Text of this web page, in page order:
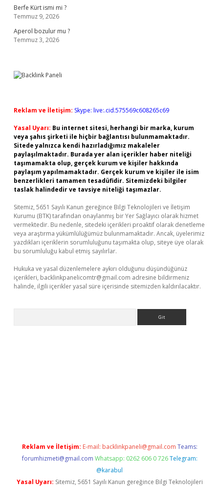
Berfe Kürt ismi mi ?
Temmuz 9, 2026
Aperol bozulur mu ?
Temmuz 3, 2026
Reklam ve İletişim: Skype: live:.cid.575569c608265c69
Yasal Uyarı: Bu internet sitesi, herhangi bir marka, kurum
veya şahıs şirketi ile hiçbir bağlantısı bulunmamaktadır.
Sitede yalnızca kendi hazırladığımız makaleler
paylaşılmaktadır. Burada yer alan içerikler haber niteliği
taşımamakta olup, gerçek kurum ve kişiler hakkında
paylaşım yapılmamaktadır. Gerçek kurum ve kişiler ile isim
benzerlikleri tamamen tesadüfidir. Sitemizdeki bilgiler
taslak halindedir ve tavsiye niteliği taşımazlar.
Sitemiz, 5651 Sayılı Kanun gereğince Bilgi Teknolojileri ve İletişim
Kurumu (BTK) tarafından onaylanmış bir Yer Sağlayıcı olarak hizmet
vermektedir. Bu nedenle, sitedeki içerikleri proaktif olarak denetleme
veya araştırma yükümlülüğümüz bulunmamaktadır. Ancak, üyelerimiz
yazdıkları içeriklerin sorumluluğunu taşımakta olup, siteye üye olarak
bu sorumluluğu kabul etmiş sayılırlar.
Hukuka ve yasal düzenlemelere aykırı olduğunu düşündüğünüz
içerikleri, backlinkpanelicomtr@gmail.com adresine bildirmeniz
halinde, ilgili içerikler yasal süre içerisinde sitemizden kaldırılacaktır.
Reklam ve İletişim: E-mail: backlinkpaneli@gmail.com Teams:
forumhizmeti@gmail.com Whatsapp: 0262 606 0 726 Telegram:
@karabul
Yasal Uyarı: Sitemiz, 5651 Sayılı Kanun gereğince Bilgi Teknolojileri